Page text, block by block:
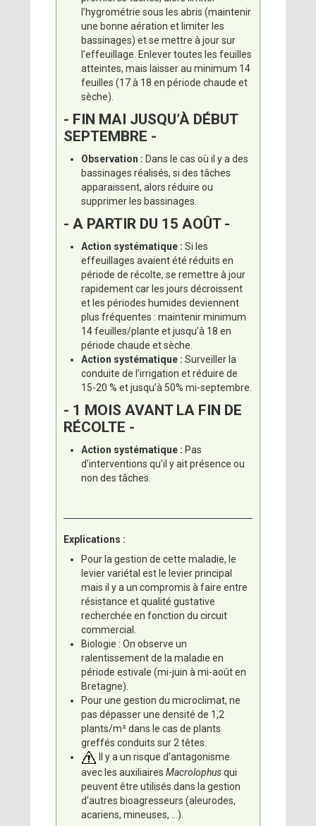
l’hygrométrie sous les abris (maintenir
une bonne aération et limiter les
bassinages) et se mettre à jour sur
l’effeuillage. Enlever toutes les feuilles
atteintes, mais laisser au minimum 14
feuilles (17 à 18 en période chaude et
sèche).
- FIN MAI JUSQU’À DÉBUT
SEPTEMBRE -
Observation : Dans le cas où il y a des
bassinages réalisés, si des tâches
apparaissent, alors réduire ou
supprimer les bassinages.
- A PARTIR DU 15 AOÛT -
Action systématique :Si les
effeuillages avaient été réduits en
période de récolte, se remettre à jour
rapidement car les jours décroissent
et les périodes humides deviennent
plus fréquentes : maintenir minimum
14 feuilles/plante et jusqu’à 18 en
période chaude et sèche.
Action systématique :Surveiller la
conduite de l’irrigation et réduire de
15-20 % et jusqu’à 50% mi-septembre.
- 1 MOIS AVANT LA FIN DE
RÉCOLTE -
Action systématique : Pas
d’interventions qu’il y ait présence ou
non des tâches.
Explications :
Pour la gestion de cette maladie, le
levier variétal est le levier principal
mais il y a un compromis à faire entre
résistance et qualité gustative
recherchée en fonction du circuit
commercial.
Biologie : On observe un
ralentissement de la maladie en
période estivale (mi-juin à mi-août en
Bretagne).
Pour une gestion du microclimat, ne
pas dépasser une densité de 1,2
plants/m² dans le cas de plants
greffés conduits sur 2 têtes.
Il y a un risque d’antagonisme
avec les auxiliairesMacrolophusqui
peuvent être utilisés dans la gestion
d'autres bioagresseurs (aleurodes,
acariens, mineuses, …).